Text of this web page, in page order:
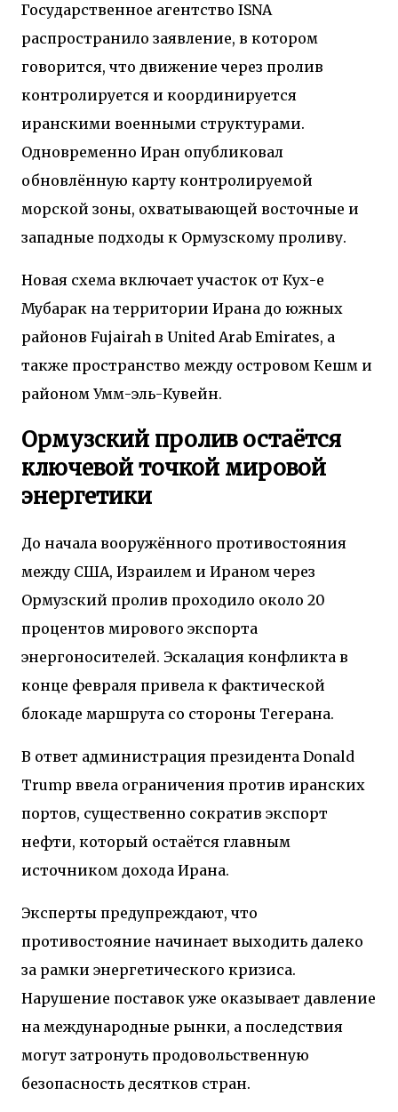
Государственное агентство ISNA
распространило заявление, в котором
говорится, что движение через пролив
контролируется и координируется
иранскими военными структурами.
Одновременно Иран опубликовал
обновлённую карту контролируемой
морской зоны, охватывающей восточные и
западные подходы к Ормузскому проливу.
Новая схема включает участок от Кух-е
Мубарак на территории Ирана до южных
районов Fujairah в United Arab Emirates, а
также пространство между островом Кешм и
районом Умм-эль-Кувейн.
Ормузский пролив остаётся
ключевой точкой мировой
энергетики
До начала вооружённого противостояния
между США, Израилем и Ираном через
Ормузский пролив проходило около 20
процентов мирового экспорта
энергоносителей. Эскалация конфликта в
конце февраля привела к фактической
блокаде маршрута со стороны Тегерана.
В ответ администрация президента Donald
Trump ввела ограничения против иранских
портов, существенно сократив экспорт
нефти, который остаётся главным
источником дохода Ирана.
Эксперты предупреждают, что
противостояние начинает выходить далеко
за рамки энергетического кризиса.
Нарушение поставок уже оказывает давление
на международные рынки, а последствия
могут затронуть продовольственную
безопасность десятков стран.